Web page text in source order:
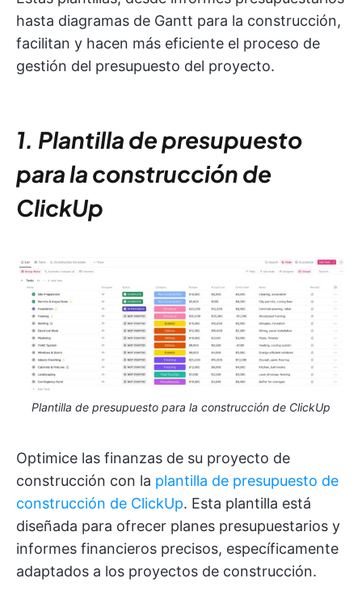
hasta diagramas de Gantt para la construcción,
facilitan y hacen más eficiente el proceso de
gestión del presupuesto del proyecto.
1. Plantilla de presupuesto
para la construcción de
ClickUp
Plantilla de presupuesto para la construcción de ClickUp
Optimice las finanzas de su proyecto de
construcción con la plantilla de presupuesto de
construcción de ClickUp. Esta plantilla está
diseñada para ofrecer planes presupuestarios y
informes financieros precisos, específicamente
adaptados a los proyectos de construcción.